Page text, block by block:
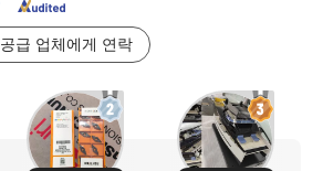
공급 업체에게 연락